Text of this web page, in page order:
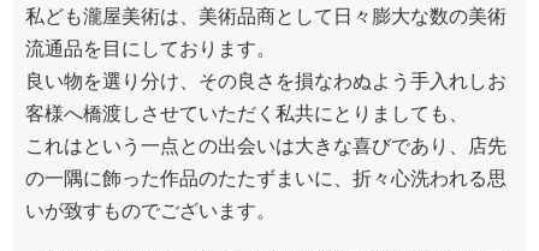
私ども瀧屋美術は、美術品商として日々膨大な数の美術
流通品を目にしております。
良い物を選り分け、その良さを損なわぬよう手入れしお
客様へ橋渡しさせていただく私共にとりましても、
これはという一点との出会いは大きな喜びであり、店先
の一隅に飾った作品のたたずまいに、折々心洗われる思
いが致すものでございます。